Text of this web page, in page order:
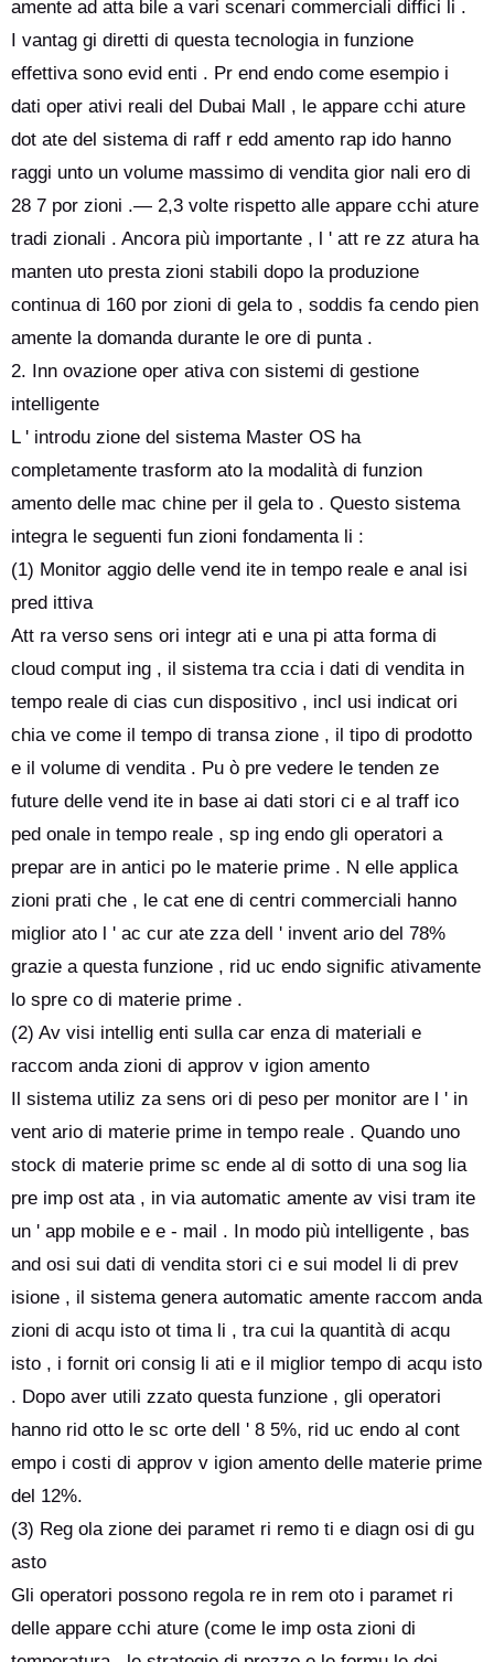
amente ad atta bile a vari scenari commerciali diffici li .
I vantag gi diretti di questa tecnologia in funzione
effettiva sono evid enti . Pr end endo come esempio i
dati oper ativi reali del Dubai Mall , le appare cchi ature
dot ate del sistema di raff r edd amento rap ido hanno
raggi unto un volume massimo di vendita gior nali ero di
28 7 por zioni .— 2,3 volte rispetto alle appare cchi ature
tradi zionali . Ancora più importante , l ' att re zz atura ha
manten uto presta zioni stabili dopo la produzione
continua di 160 por zioni di gela to , soddis fa cendo pien
amente la domanda durante le ore di punta .
2. Inn ovazione oper ativa con sistemi di gestione
intelligente
L ' introdu zione del sistema Master OS ha
completamente trasform ato la modalità di funzion
amento delle mac chine per il gela to . Questo sistema
integra le seguenti fun zioni fondamenta li :
(1) Monitor aggio delle vend ite in tempo reale e anal isi
pred ittiva
Att ra verso sens ori integr ati e una pi atta forma di
cloud comput ing , il sistema tra ccia i dati di vendita in
tempo reale di cias cun dispositivo , incl usi indicat ori
chia ve come il tempo di transa zione , il tipo di prodotto
e il volume di vendita . Pu ò pre vedere le tenden ze
future delle vend ite in base ai dati stori ci e al traff ico
ped onale in tempo reale , sp ing endo gli operatori a
prepar are in antici po le materie prime . N elle applica
zioni prati che , le cat ene di centri commerciali hanno
miglior ato l ' ac cur ate zza dell ' invent ario del 78%
grazie a questa funzione , rid uc endo signific ativamente
lo spre co di materie prime .
(2) Av visi intellig enti sulla car enza di materiali e
raccom anda zioni di approv v igion amento
Il sistema utiliz za sens ori di peso per monitor are l ' in
vent ario di materie prime in tempo reale . Quando uno
stock di materie prime sc ende al di sotto di una sog lia
pre imp ost ata , in via automatic amente av visi tram ite
un ' app mobile e e - mail . In modo più intelligente , bas
and osi sui dati di vendita stori ci e sui model li di prev
isione , il sistema genera automatic amente raccom anda
zioni di acqu isto ot tima li , tra cui la quantità di acqu
isto , i fornit ori consig li ati e il miglior tempo di acqu isto
. Dopo aver utili zzato questa funzione , gli operatori
hanno rid otto le sc orte dell ' 8 5%, rid uc endo al cont
empo i costi di approv v igion amento delle materie prime
del 12%.
(3) Reg ola zione dei paramet ri remo ti e diagn osi di gu
asto
Gli operatori possono regola re in rem oto i paramet ri
delle appare cchi ature (come le imp osta zioni di